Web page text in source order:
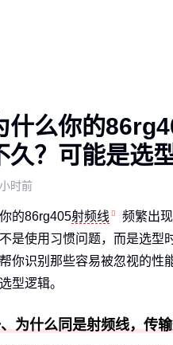
什么你的
久？可能是选
时前
的86rg405射频线
频繁出
是使用习惯问题，而是选型
你识别那些容易被忽视的性
型逻辑。
为什么同是射频线，传